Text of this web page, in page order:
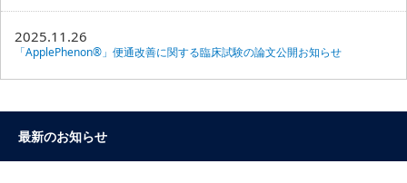
2025.11.26
「ApplePhenon®」便通改善に関する臨床試験の論文公開お知らせ
最新のお知らせ